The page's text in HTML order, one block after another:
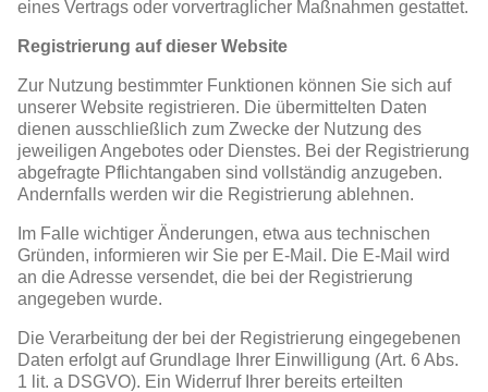
eines Vertrags oder vorvertraglicher Maßnahmen gestattet.
Registrierung auf dieser Website
Zur Nutzung bestimmter Funktionen können Sie sich auf
unserer Website registrieren. Die übermittelten Daten
dienen ausschließlich zum Zwecke der Nutzung des
jeweiligen Angebotes oder Dienstes. Bei der Registrierung
abgefragte Pflichtangaben sind vollständig anzugeben.
Andernfalls werden wir die Registrierung ablehnen.
Im Falle wichtiger Änderungen, etwa aus technischen
Gründen, informieren wir Sie per E-Mail. Die E-Mail wird
an die Adresse versendet, die bei der Registrierung
angegeben wurde.
Die Verarbeitung der bei der Registrierung eingegebenen
Daten erfolgt auf Grundlage Ihrer Einwilligung (Art. 6 Abs.
1 lit. a DSGVO). Ein Widerruf Ihrer bereits erteilten